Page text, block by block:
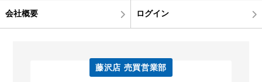
会社概要 ログイン
藤沢店 売買営業部